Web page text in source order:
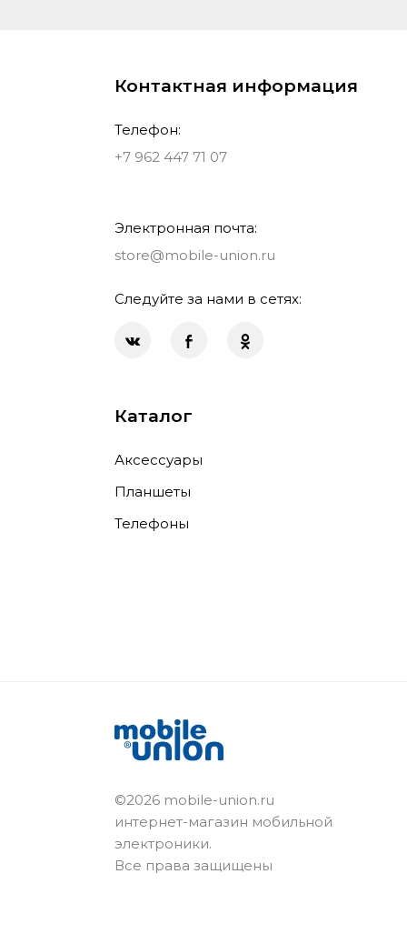
Контактная информация
Телефон:
+7 962 447 71 07
Электронная почта:
store@mobile-union.ru
Следуйте за нами в сетях:
Каталог
Аксессуары
Планшеты
Телефоны
©2026 mobile-union.ru
интернет-магазин мобильной
электроники.
Все права защищены